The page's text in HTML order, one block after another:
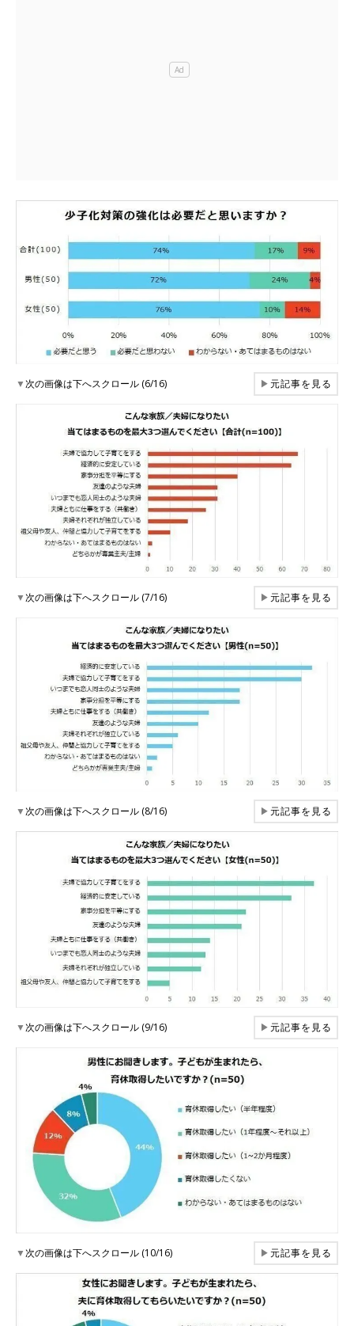
▼次の画像は下へスクロール (6/16) ▶元記事を見る
▼次の画像は下へスクロール (7/16) ▶元記事を見る
▼次の画像は下へスクロール (8/16) ▶元記事を見る
▼次の画像は下へスクロール (9/16) ▶元記事を見る
▼次の画像は下へスクロール (10/16) ▶元記事を見る